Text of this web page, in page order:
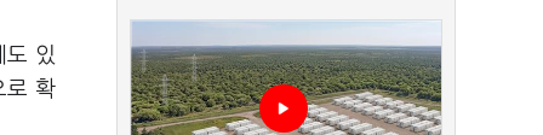
도 있
로 확